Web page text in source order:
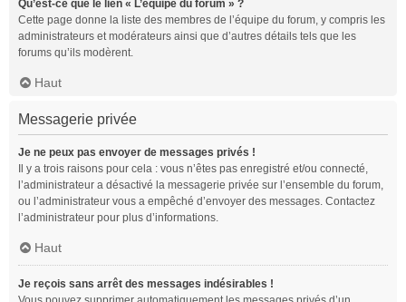
Qu’est-ce que le lien « L’équipe du forum » ?
Cette page donne la liste des membres de l’équipe du forum, y compris les
administrateurs et modérateurs ainsi que d’autres détails tels que les
forums qu’ils modèrent.
Haut
Messagerie privée
Je ne peux pas envoyer de messages privés !
Il y a trois raisons pour cela : vous n’êtes pas enregistré et/ou connecté,
l’administrateur a désactivé la messagerie privée sur l’ensemble du forum,
ou l’administrateur vous a empêché d’envoyer des messages. Contactez
l’administrateur pour plus d’informations.
Haut
Je reçois sans arrêt des messages indésirables !